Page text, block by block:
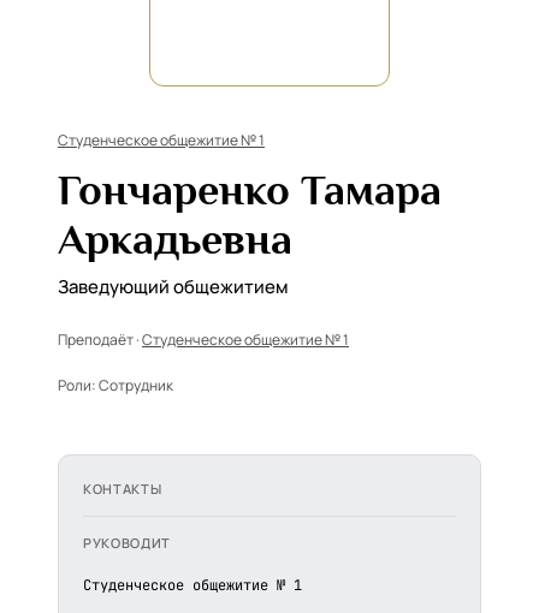
Студенческое общежитие № 1
Гончаренко Тамара
Аркадьевна
Заведующий общежитием
Преподаёт ·Студенческое общежитие № 1
Роли:Сотрудник
КОНТАКТЫ
РУКОВОДИТ
Студенческое общежитие № 1